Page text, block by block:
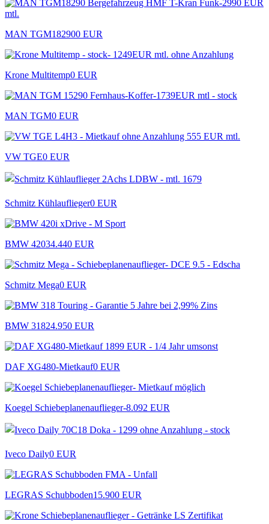
MAN TGM182900 EUR
Krone Multitemp0 EUR
MAN TGM0 EUR
VW TGE0 EUR
Schmitz Kühlauflieger0 EUR
BMW 42034.440 EUR
Schmitz Mega0 EUR
BMW 31824.950 EUR
DAF XG480-Mietkauf0 EUR
Koegel Schiebeplanenauflieger-8.092 EUR
Iveco Daily0 EUR
LEGRAS Schubboden15.900 EUR